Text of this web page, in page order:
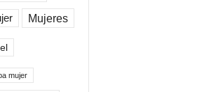
Mujeres
mujer